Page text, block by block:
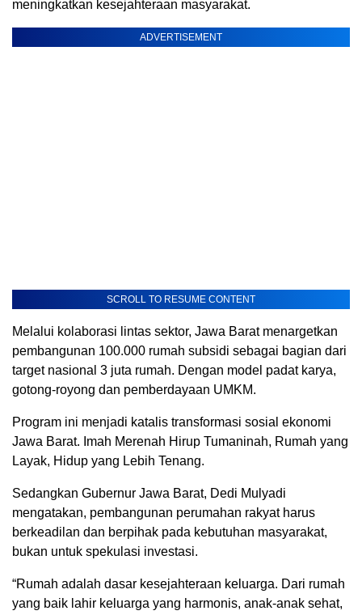
meningkatkan kesejahteraan masyarakat.
ADVERTISEMENT
SCROLL TO RESUME CONTENT
Melalui kolaborasi lintas sektor, Jawa Barat menargetkan
pembangunan 100.000 rumah subsidi sebagai bagian dari
target nasional 3 juta rumah. Dengan model padat karya,
gotong-royong dan pemberdayaan UMKM.
Program ini menjadi katalis transformasi sosial ekonomi
Jawa Barat. Imah Merenah Hirup Tumaninah, Rumah yang
Layak, Hidup yang Lebih Tenang.
Sedangkan Gubernur Jawa Barat, Dedi Mulyadi
mengatakan, pembangunan perumahan rakyat harus
berkeadilan dan berpihak pada kebutuhan masyarakat,
bukan untuk spekulasi investasi.
“Rumah adalah dasar kesejahteraan keluarga. Dari rumah
yang baik lahir keluarga yang harmonis, anak-anak sehat,